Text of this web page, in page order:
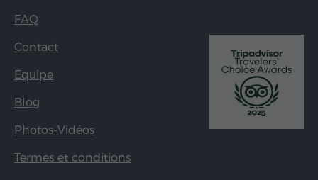
FAQ
Contact
Equipe
Blog
Photos-Vidéos
Termes et conditions